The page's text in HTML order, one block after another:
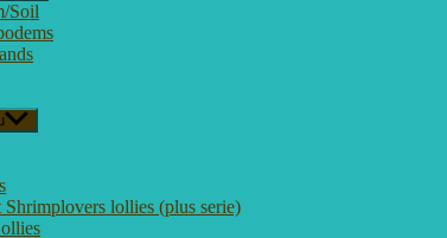
Soil
lollies (plus serie)